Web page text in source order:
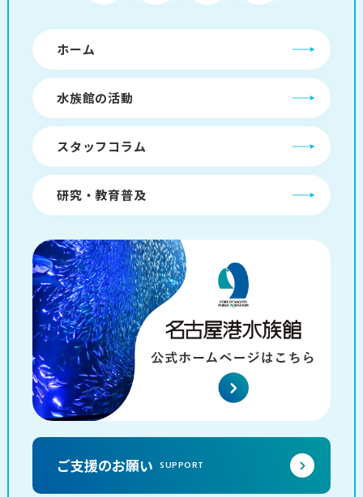
ホーム
水族館の活動
スタッフコラム
研究・教育普及
ご支援のお願い SUPPORT